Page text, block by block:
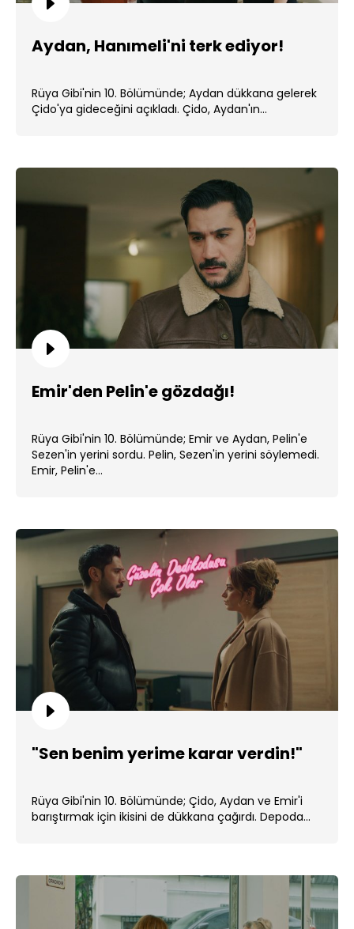
Aydan, Hanımeli'ni terk ediyor!
Rüya Gibi'nin 10. Bölümünde; Aydan dükkana gelerek
Çido'ya gideceğini açıkladı. Çido, Aydan'ın...
Emir'den Pelin'e gözdağı!
Rüya Gibi'nin 10. Bölümünde; Emir ve Aydan, Pelin'e
Sezen'in yerini sordu. Pelin, Sezen'in yerini söylemedi.
Emir, Pelin'e...
"Sen benim yerime karar verdin!"
Rüya Gibi'nin 10. Bölümünde; Çido, Aydan ve Emir'i
barıştırmak için ikisini de dükkana çağırdı. Depoda...